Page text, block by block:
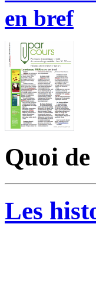
en bref
Quoi de
Les